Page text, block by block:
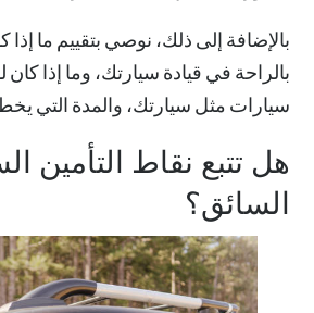
بالإضافة إلى ذلك، نوصي بتقييم ما
بالراحة في قيادة سيارتك، وما إذا كان
سيارات مثل سيارتك، والمدة التي
هل تتبع نقاط التأمين
السائق؟